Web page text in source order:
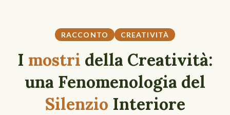
RACCONTO CREATIVITÀ
I mostri della Creatività:
una Fenomenologia del
Silenzio Interiore